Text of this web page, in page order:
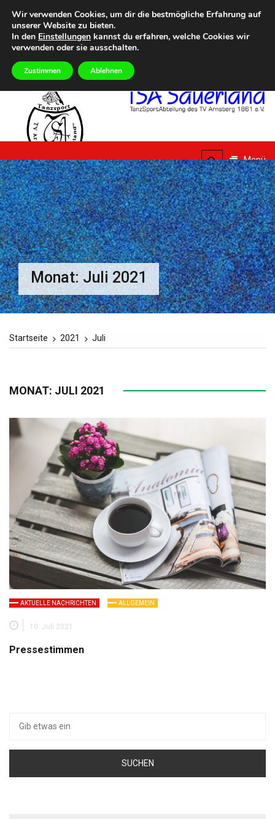
Inhalt
springen
Heute SONNTAG, 9TH AUGUST 2026
Eilmeldungen
5. Summer Dance Special – Urlaub vom Alltag
TSA
Sauerland
TanzSportAbteilung des
TV Arnsberg
Menü
Monat: Juli 2021
Startseite 2021 Juli
MONAT: JULI 2021
AKTUELLE NACHRICHTEN ALLGEMEIN
10. Juli 2021
Pressestimmen
nach:
Wir verwenden Cookies, um dir die bestmögliche Erfahrung auf
unserer Website zu bieten.
In den Einstellungen kannst du erfahren, welche Cookies wir
verwenden oder sie ausschalten.
Zustimmen Ablehnen